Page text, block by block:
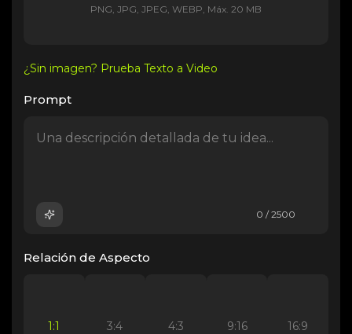
PNG, JPG, JPEG, WEBP, Máx. 20 MB
¿Sin imagen? Prueba Texto a Video
Prompt
0 / 2500
Relación de Aspecto
1:1 3:4 4:3 9:16 16:9